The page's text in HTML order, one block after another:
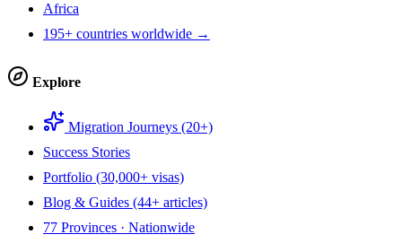
Africa
195+ countries worldwide →
Explore
Migration Journeys (20+)
Success Stories
Portfolio (30,000+ visas)
Blog & Guides (44+ articles)
77 Provinces · Nationwide